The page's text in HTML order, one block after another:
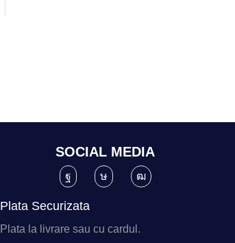
SOCIAL MEDIA
Plata Securizata
Plata la livrare sau cu cardul.